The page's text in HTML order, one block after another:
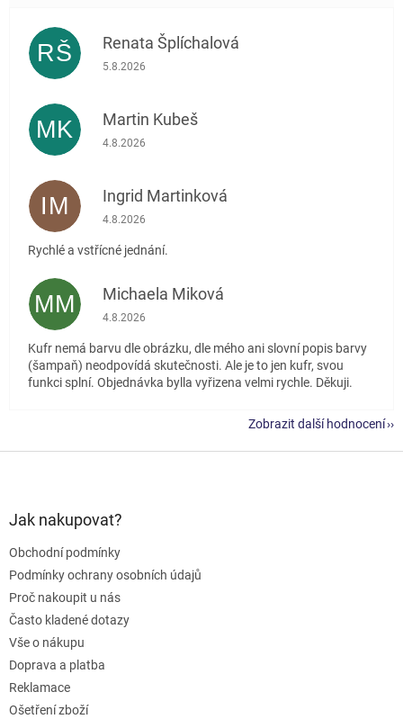
RŠ Renata Šplíchalová
Hodnocení obchodu je 5 z 5 hvězdiček.
5.8.2026
MK Martin Kubeš
Hodnocení obchodu je 5 z 5 hvězdiček.
4.8.2026
IM Ingrid Martinková
Hodnocení obchodu je 5 z 5 hvězdiček.
4.8.2026
Rychlé a vstřícné jednání.
MM Michaela Miková
Hodnocení obchodu je 5 z 5 hvězdiček.
4.8.2026
Kufr nemá barvu dle obrázku, dle mého ani slovní popis barvy
(šampaň) neodpovídá skutečnosti. Ale je to jen kufr, svou
funkci splní. Objednávka bylla vyřizena velmi rychle. Děkuji.
Zobrazit další hodnocení
Jak nakupovat?
Obchodní podmínky
Podmínky ochrany osobních údajů
Proč nakoupit u nás
Často kladené dotazy
Vše o nákupu
Doprava a platba
Reklamace
Ošetření zboží